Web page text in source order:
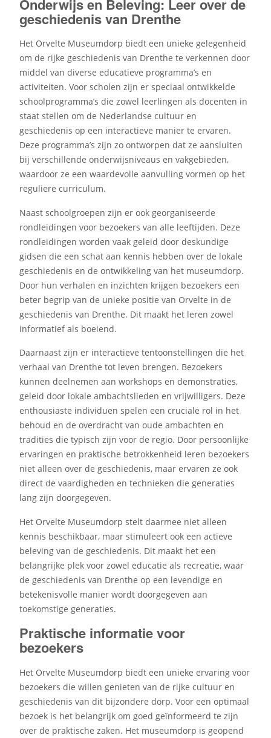
Onderwijs en Beleving: Leer over de
geschiedenis van Drenthe
Het Orvelte Museumdorp biedt een unieke gelegenheid
om de rijke geschiedenis van Drenthe te verkennen door
middel van diverse educatieve programma’s en
activiteiten. Voor scholen zijn er speciaal ontwikkelde
schoolprogramma’s die zowel leerlingen als docenten in
staat stellen om de Nederlandse cultuur en
geschiedenis op een interactieve manier te ervaren.
Deze programma’s zijn zo ontworpen dat ze aansluiten
bij verschillende onderwijsniveaus en vakgebieden,
waardoor ze een waardevolle aanvulling vormen op het
reguliere curriculum.
Naast schoolgroepen zijn er ook georganiseerde
rondleidingen voor bezoekers van alle leeftijden. Deze
rondleidingen worden vaak geleid door deskundige
gidsen die een schat aan kennis hebben over de lokale
geschiedenis en de ontwikkeling van het museumdorp.
Door hun verhalen en inzichten krijgen bezoekers een
beter begrip van de unieke positie van Orvelte in de
geschiedenis van Drenthe. Dit maakt het leren zowel
informatief als boeiend.
Daarnaast zijn er interactieve tentoonstellingen die het
verhaal van Drenthe tot leven brengen. Bezoekers
kunnen deelnemen aan workshops en demonstraties,
geleid door lokale ambachtslieden en vrijwilligers. Deze
enthousiaste individuen spelen een cruciale rol in het
behoud en de overdracht van oude ambachten en
tradities die typisch zijn voor de regio. Door persoonlijke
ervaringen en praktische betrokkenheid leren bezoekers
niet alleen over de geschiedenis, maar ervaren ze ook
direct de vaardigheden en technieken die generaties
lang zijn doorgegeven.
Het Orvelte Museumdorp stelt daarmee niet alleen
kennis beschikbaar, maar stimuleert ook een actieve
beleving van de geschiedenis. Dit maakt het een
belangrijke plek voor zowel educatie als recreatie, waar
de geschiedenis van Drenthe op een levendige en
betekenisvolle manier wordt doorgegeven aan
toekomstige generaties.
Praktische informatie voor
bezoekers
Het Orvelte Museumdorp biedt een unieke ervaring voor
bezoekers die willen genieten van de rijke cultuur en
geschiedenis van dit bijzondere dorp. Voor een optimaal
bezoek is het belangrijk om goed geïnformeerd te zijn
over de praktische zaken. Het museumdorp is geopend